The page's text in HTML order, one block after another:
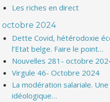
Les riches en direct
octobre 2024
Dette Covid, hétérodoxie
l’Etat belge. Faire le point…
Nouvelles 281- octobre
Virgule 46- Octobre 2024
La modération salariale.
idéologique…